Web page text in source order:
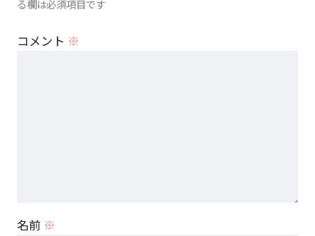
る欄は必須項目です
コメント ※
名前 ※